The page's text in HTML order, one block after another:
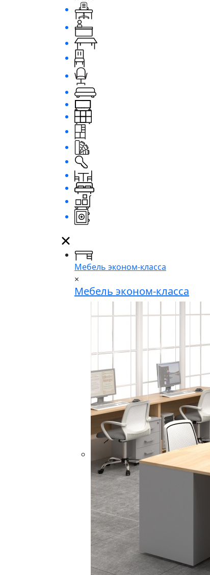
Мебель эконом-класса
×
Мебель эконом-класса